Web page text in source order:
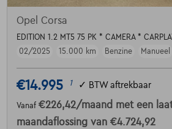
Opel Corsa
EDITION 1.2 MT5 75 PK * CAMERA *
02/2025
15.000 km Benzine Manueel
€14.995 1 ✓ BTW aftrekbaar
Vanaf €226,42/maand met een
maandaflossing van €4.724,92